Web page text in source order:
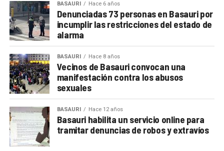
BASAURI Hace 6 años
Denunciadas 73 personas en Basauri por
incumplir las restricciones del estado de
alarma
BASAURI Hace 8 años
Vecinos de Basauri convocan una
manifestación contra los abusos
sexuales
BASAURI Hace 12 años
Basauri habilita un servicio online para
tramitar denuncias de robos y extravíos